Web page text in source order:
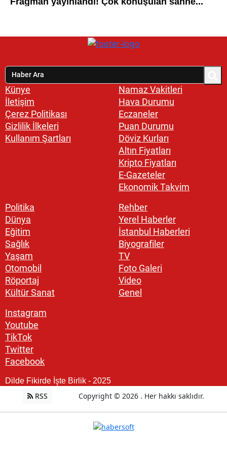
Künye
İletişim
Çerez Politikası
Gizlilik İlkeleri
Kullanım Şartları
Namaz Vakitleri
Hava Durumu
Eczaneler
Puan Durumu
Döviz Kurları
Altın Fiyatları
Kripto Fiyatları
E-Gazeteler
Ekonomik Takvim
Politika
Dünya
Eğitim
Sağlık
Yaşam
Otomobil
Röportaj
Kültür Sanat
Rehber
Yerel Haberler
İstanbul Haberleri
Biyografiler
TV
Foto Galeri
Video
Genel
Instagram
Youtube
TikTok
Twitter
Facebook
Dilde Fikirde İşte Birlik - 2025
RSS Copyright © 2026 . Her hakkı saklıdır.